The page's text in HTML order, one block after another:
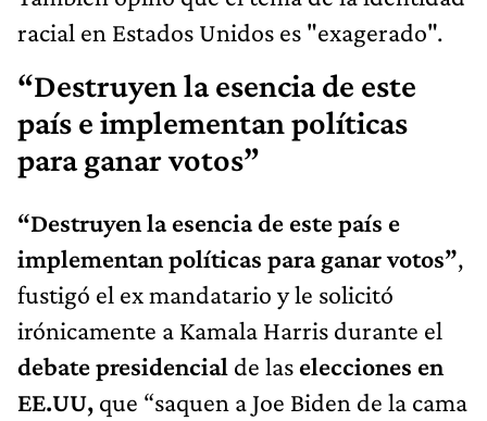
racial en Estados Unidos es "exagerado".
“Destruyen la esencia de este
país e implementan políticas
para ganar votos”
“Destruyen la esencia de este país e
implementan políticas para ganar votos”,
fustigó el ex mandatario y le solicitó
irónicamente a Kamala Harris durante el
debate presidencial de las elecciones en
EE.UU, que “saquen a Joe Biden de la cama